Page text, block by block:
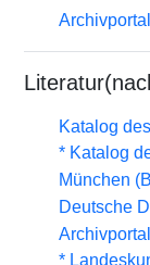
Katalog
* Katalog
München
Deutsche
*